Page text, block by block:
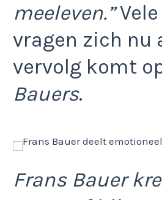
meeleven.”
vragen zich nu
vervolg komt
Bauers.
Frans Bauer